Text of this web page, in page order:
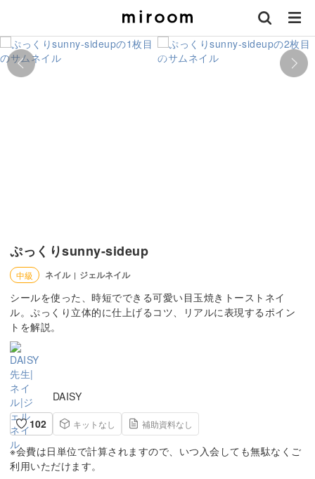
ぷっくりsunny-sideup
中級 ネイル | ジェルネイル
シールを使った、時短でできる可愛い目玉焼きトーストネイ
ル。ぷっくり立体的に仕上げるコツ、リアルに表現するポイン
トを解説。
DAISY
102
キットなし 補助資料なし
※会費は日単位で計算されますので、いつ入会しても無駄なくご
利用いただけます。